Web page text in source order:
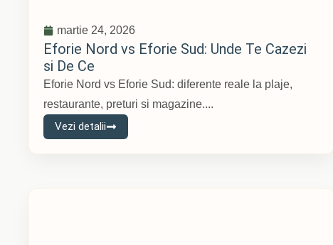
martie 24, 2026
Eforie Nord vs Eforie Sud: Unde Te Cazezi
si De Ce
Eforie Nord vs Eforie Sud: diferente reale la plaje,
restaurante, preturi si magazine....
Vezi detalii